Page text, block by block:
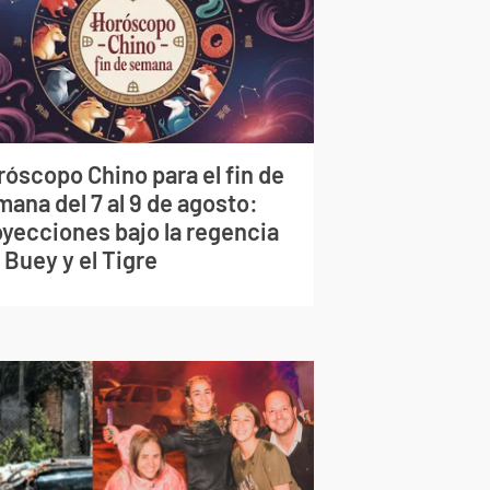
Chino para el fin de
del 7 al 9 de agosto:
bajo la regencia
y el Tigre